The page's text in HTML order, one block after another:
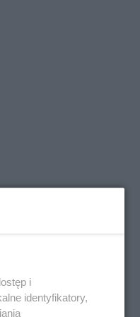
i
identyfikatory,